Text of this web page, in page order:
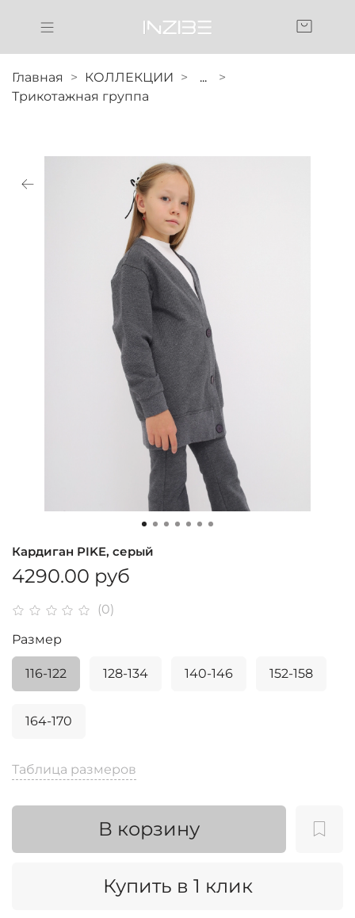
Главная КОЛЛЕКЦИИ
...
Трикотажная группа
(0)
Кардиган PIKE, серый
4290.00 руб
Таблица размеров
В корзину
Купить в 1 клик
Размер
116-122 128-134 140-146 152-158
164-170